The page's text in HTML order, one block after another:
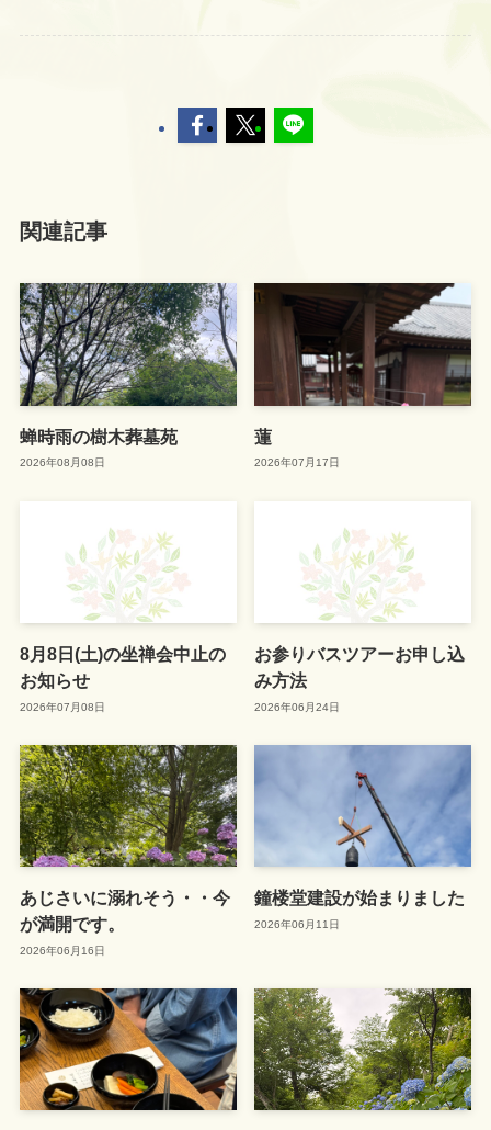
関連記事
蝉時雨の樹木葬墓苑
2026年08月08日
蓮
2026年07月17日
8月8日(土)の坐禅会中止の
お知らせ
2026年07月08日
お参りバスツアーお申し込
み方法
2026年06月24日
あじさいに溺れそう・・今
が満開です。
2026年06月16日
鐘楼堂建設が始まりました
2026年06月11日